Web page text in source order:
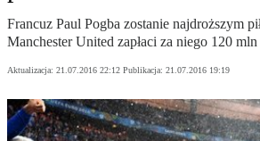
Francuz Paul Pogba zostanie najdroższym
Manchester United zapłaci za niego 120 mln
Aktualizacja: 21.07.2016 22:12 Publikacja: 21.07.2016 19:19